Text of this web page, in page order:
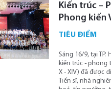
Kiến trúc –
Phong kiến
TIÊU ĐIỂM
Sáng 16/9, tại
kiến trúc - phong
X - XIV) đã được
Tiến sĩ, nhà